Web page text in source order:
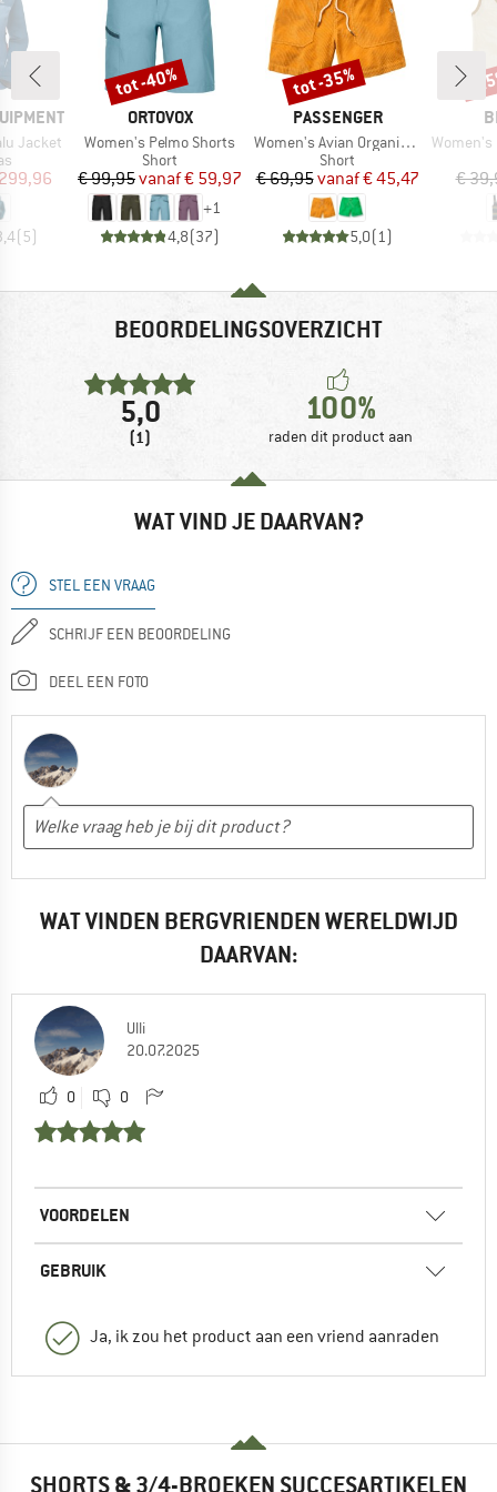
Jacket
prijs
(5)
MERK
ORTOVOX
Artikel
Women's Pelmo Shorts
Productgroep
Short
Prijs
€ 99,95 Verlaagde prijs
vanaf€ 59,97
+1
4,8(37)
Korting
tot -40%
MERK
PASSENGER
Artikel
Women's Avian Organic Cord Short 2.0
Productgroep
Short
Prijs
€ 69,95 Verlaagde prijs
vanaf€ 45,47
5,0(1)
Korting
tot -35%
Artikel
Women's
€
-
BEOORDELINGSOVERZICHT
5,0
(1)
100%
raden dit product aan
WAT VIND JE DAARVAN?
STEL EEN VRAAG
SCHRIJF EEN BEOORDELING
DEEL EEN FOTO
WAT VINDEN BERGVRIENDEN WERELDWIJD
DAARVAN:
Ulli
20.07.2025
0 0
VOORDELEN
GEBRUIK
Ja, ik zou het product aan een vriend aanraden
SHORTS & 3/4-BROEKEN SUCCESARTIKELEN